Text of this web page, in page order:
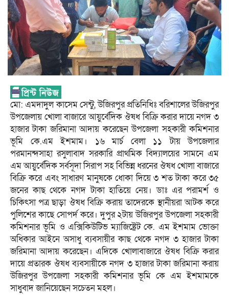
মো: এমদাদুল কাসেম সেন্টু, উজিরপুর প্রতিনিধিঃ বরিশালের উজিরপুর
উপজেলায় খোলা বাজারে আয়ুর্বেদিক ঔষধ বিক্রি করার দায়ে নগদ ৩
হাজার টাকা জরিমানা আদায় করেছেন উপজেলা সহকারী কমিশনার
ভূমি কে.এম ইশমাম। ১৬ মার্চ বেলা ১১ টায় উপজেলার
পরমানন্দসাহা রসুলাবাদ সরকারি প্রাথমিক বিদ্যালয়ের সামনে এম
এম আয়ুর্বেদিক সর্বসূদা সিরাপ সহ বিভিন্ন ধরনের ঔষধ খোলা বাজারে
বিক্রি করে এবং সাধারণ মানুষকে ধোকা দিয়ে ৩ শত টাকা করে ৩৫
জনের কাছ থেকে নগদ টাকা হাতিয়ে নেয়। ডাঃ এর পরামর্শ ও
চিকিৎসা পত্র ছাড়া ঔষধ বিক্রি করায় তাদেরকে স্থানীয়রা আটক করে
পুলিশের কাছে সোপর্দ করে। দুপুর ২টায় উজিরপুর উপজেলা সহকারী
কমিশনার ভূমি ও এক্সিকিউটিভ ম্যাজিষ্ট্রেট কে. এম ইশমাম ভোক্তা
অধিকার আইনে অসাধু ব্যবসায়ীর কাছ থেকে নগদ ৩ হাজার টাকা
জরিমানা আদায় করেছেন। এদিকে খোলাবাজারে ঔষধ বিক্রি করার
দায়ে প্রতারক ঔষধ ব্যবসায়ীকে নগদ ৩ হাজার টাকা জরিমানা করায়
উজিরপুর উপজেলা সহকারী কমিশনার ভূমি কে এম ইশমামকে
সাধুবাদ জানিয়েছেন সচেতন মহল।